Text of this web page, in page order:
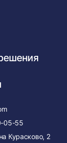
05-55
Курасково, 2